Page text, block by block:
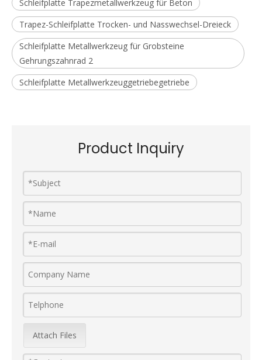
MGB-
05
Trapez 76*50*50*50
#80
#100
#150
Vorherige:
Trapez-Schleifplatte Metallwerkzeug-Gehrungs-Gang 2
Schleifplatte Trapezmetallwerkzeug für Beton
Trapez-Schleifplatte Trocken- und Nasswechsel-Dreieck
Schleifplatte Metallwerkzeug für Grobsteine ​​
Gehrungszahnrad 2
Schleifplatte Metallwerkzeuggetriebegetriebe
Product Inquiry